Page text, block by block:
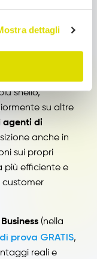
dettagli
gestione della
snello,
su altre
agenti di
anche in
sui propri
più efficiente e
customer
(nella
prova GRATIS,
reali e